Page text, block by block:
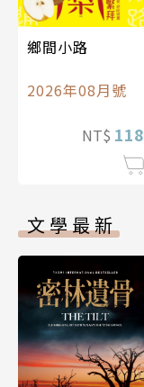
鄉間小路
2026年08月號
NT$ 118
文學最新